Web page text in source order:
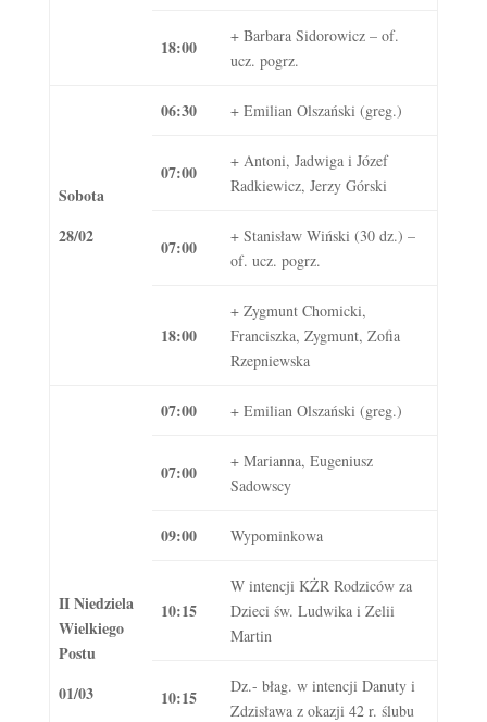
18:00
+ Barbara Sidorowicz – of.
ucz. pogrz.
Sobota
28/02
06:30 + Emilian Olszański (greg.)
07:00
+ Antoni, Jadwiga i Józef
Radkiewicz, Jerzy Górski
07:00
+ Stanisław Wiński (30 dz.) –
of. ucz. pogrz.
18:00
+ Zygmunt Chomicki,
Franciszka, Zygmunt, Zofia
Rzepniewska
II Niedziela
Wielkiego
Postu
01/03
07:00 + Emilian Olszański (greg.)
07:00
+ Marianna, Eugeniusz
Sadowscy
09:00 Wypominkowa
10:15
W intencji KŻR Rodziców za
Dzieci św. Ludwika i Zelii
Martin
10:15
Dz.- błag. w intencji Danuty i
Zdzisława z okazji 42 r. ślubu